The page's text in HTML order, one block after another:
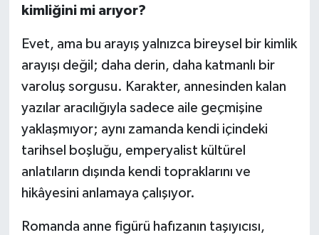
kimliğini mi arıyor?
Evet, ama bu arayış yalnızca bireysel bir kimlik
arayışı değil; daha derin, daha katmanlı bir
varoluş sorgusu. Karakter, annesinden kalan
yazılar aracılığıyla sadece aile geçmişine
yaklaşmıyor; aynı zamanda kendi içindeki
tarihsel boşluğu, emperyalist kültürel
anlatıların dışında kendi topraklarını ve
hikâyesini anlamaya çalışıyor.
Romanda anne figürü hafızanın taşıyıcısı,